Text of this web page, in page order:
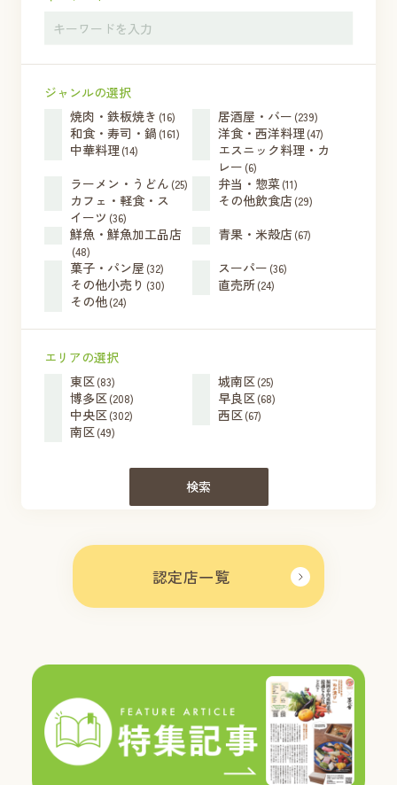
認定店一覧
ジャンルの選択
焼肉・鉄板焼き (16) 居酒屋・バー (239)
和食・寿司・鍋 (161) 洋食・西洋料理 (47)
中華料理 (14)
エスニック料理・カ
レー (6)
ラーメン・うどん (25) 弁当・惣菜(11)
カフェ・軽食・ス
イーツ (36)
その他飲食店(29)
鮮魚・鮮魚加工品店
(48)
青果・米殻店(67)
菓子・パン屋 (32) スーパー (36)
その他小売り (30) 直売所(24)
その他(24)
エリアの選択
東区(83) 城南区(25)
博多区(208) 早良区(68)
中央区(302) 西区(67)
南区(49)
検索